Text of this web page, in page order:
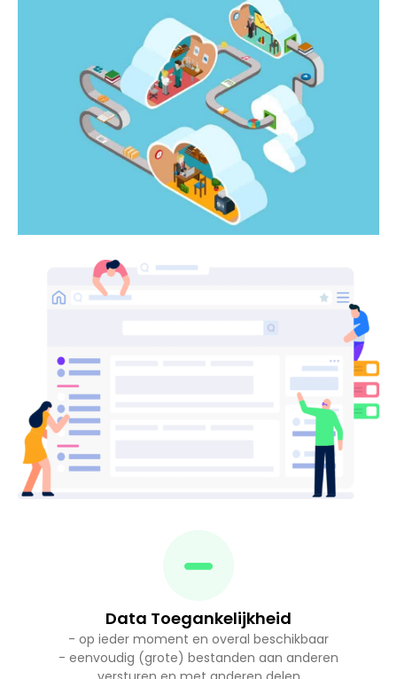
Data Toegankelijkheid
- op ieder moment en overal beschikbaar
- eenvoudig (grote) bestanden aan anderen